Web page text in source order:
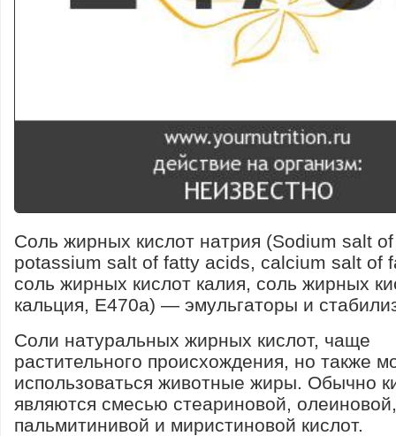
Соль жирных кислот натрия (Sodium salt
potassium salt of fatty acids, calcium salt of
соль жирных кислот калия, соль жирных
кальция, E470a) — эмульгаторы и
Соли натуральных жирных кислот, чаще
растительного происхождения, но также
использоваться животные жиры. Обычно
являются смесью стеариновой, олеиновой,
пальмитинивой и миристиновой кислот.